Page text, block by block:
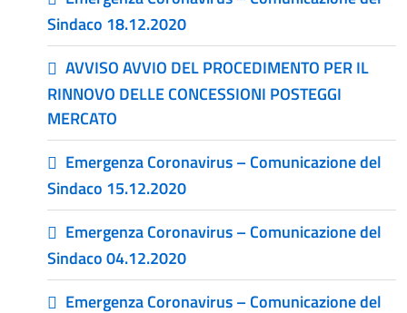
Sindaco 18.12.2020
AVVISO AVVIO DEL PROCEDIMENTO PER IL
RINNOVO DELLE CONCESSIONI POSTEGGI
MERCATO
Emergenza Coronavirus – Comunicazione del
Sindaco 15.12.2020
Emergenza Coronavirus – Comunicazione del
Sindaco 04.12.2020
Emergenza Coronavirus – Comunicazione del